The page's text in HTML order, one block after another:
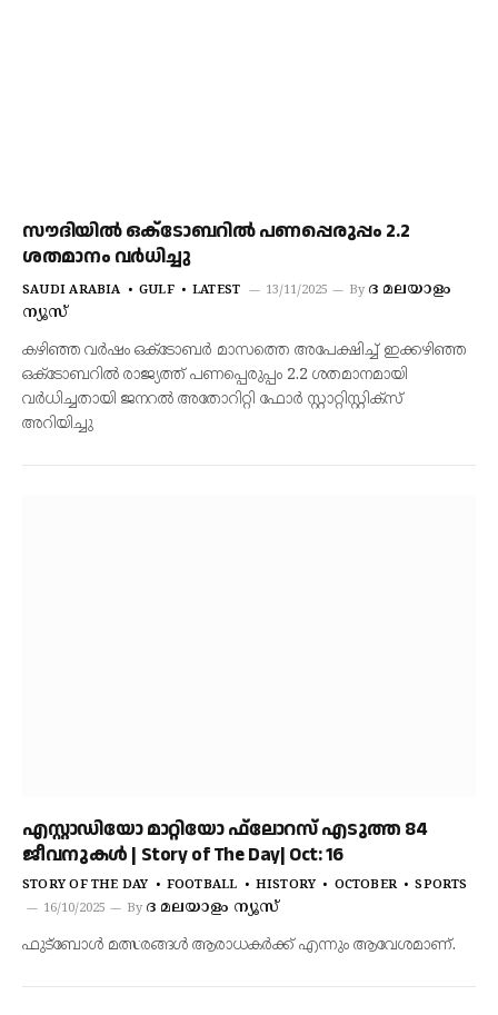
സൗദിയിൽ ഒക്‌ടോബറിൽ പണപ്പെരുപ്പം 2.2
ശതമാനം വർധിച്ചു
SAUDI ARABIA GULF LATEST 13/11/2025 By ദ മലയാളം
ന്യൂസ്
കഴിഞ്ഞ വർഷം ഒക്‌ടോബർ മാസത്തെ അപേക്ഷിച്ച് ഇക്കഴിഞ്ഞ
ഒക്ടോബറിൽ രാജ്യത്ത് പണപ്പെരുപ്പം 2.2 ശതമാനമായി
വർധിച്ചതായി ജനറൽ അതോറിറ്റി ഫോർ സ്റ്റാറ്റിസ്റ്റിക്‌സ്
അറിയിച്ചു
എസ്റ്റാഡിയോ മാറ്റിയോ ഫ്‌ലോറസ് എടുത്ത 84
ജീവനുകൾ | Story of The Day| Oct: 16
STORY OF THE DAY FOOTBALL HISTORY OCTOBER
SPORTS
16/10/2025
By ദ മലയാളം ന്യൂസ്
ഫുട്ബോൾ മത്സരങ്ങൾ ആരാധകർക്ക് എന്നും ആവേശമാണ്.